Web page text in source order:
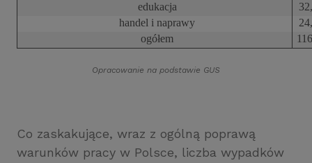
edukacja
handel i naprawy
ogółem
Opracowanie na podstawie GUS
Co zaskakujące, wraz z ogólną poprawą
warunków pracy w Polsce, liczba wypadków